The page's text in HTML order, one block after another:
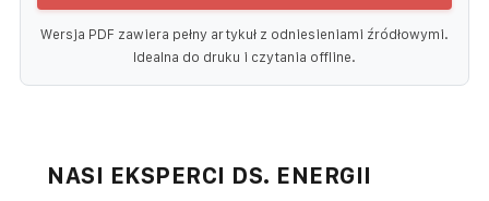
Wersja PDF zawiera pełny artykuł z odniesieniami źródłowymi.
Idealna do druku i czytania offline.
NASI EKSPERCI DS. ENERGII